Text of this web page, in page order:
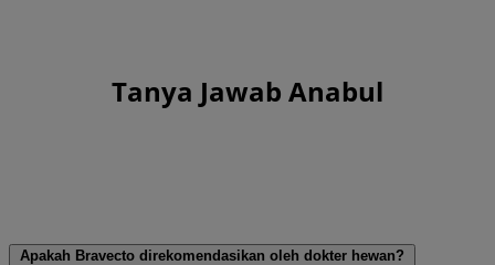
Tanya Jawab Anabul
Apakah Bravecto direkomendasikan oleh dokter hewan?